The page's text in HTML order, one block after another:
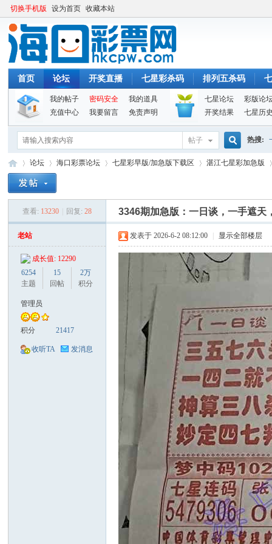
切换手机版 设为首页 收藏本站
首页 论坛 开奖直播 七星彩杀码 排列五杀码
我的帖子 密码安全
我的道具
充值中心
我要留言 免责声明
七星论坛
彩版论
开奖结果
七星历
帖子
搜
索
热搜:
论坛
›
海口彩票论坛 七星彩早版/加急版下载区 湛江七星彩加急版
›
查看: 13230 回复: 28 3346期加急版：一日谈，一手遮天
老站
成长值: 12290
6254
主题
15
回帖
2万
积分
管理员
积分 21417
收听TA 发消息
发表于 2026-6-2 08:12:00 显示全部楼层